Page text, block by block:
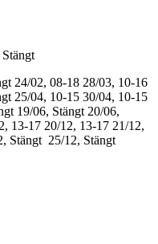
Stängt
24/02, 08-18 28/03, 10-16
25/04, 10-15 30/04, 10-15
19/06, Stängt 20/06,
13-17 20/12, 13-17 21/12,
Stängt 25/12, Stängt